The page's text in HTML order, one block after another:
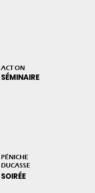
ACT ON
SÉMINAIRE
PÉNICHE
DUCASSE
SOIRÉE